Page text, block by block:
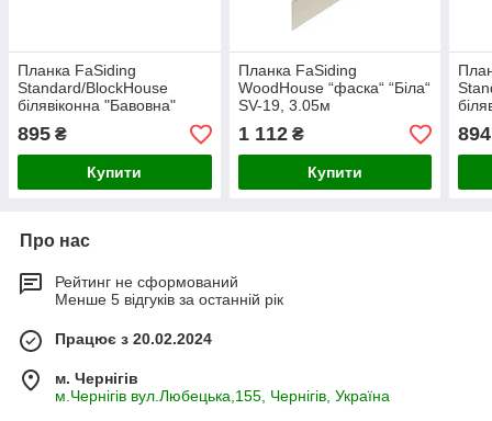
Планка FaSiding
Standard/BlockHouse
білявіконна "Бавовна"
Т-17. 3.05м
895 ₴
Купити
Планка FaSiding
WoodHouse “фаска“ “Біла“
SV-19, 3.05м
1 112₴
Купити
894
Про нас
Рейтинг не сформований
Менше 5 відгуків за останній рік
Працює з 20.02.2024
м. Чернігів
м.Чернігів вул.Любецька,155, Чернігів, Україна